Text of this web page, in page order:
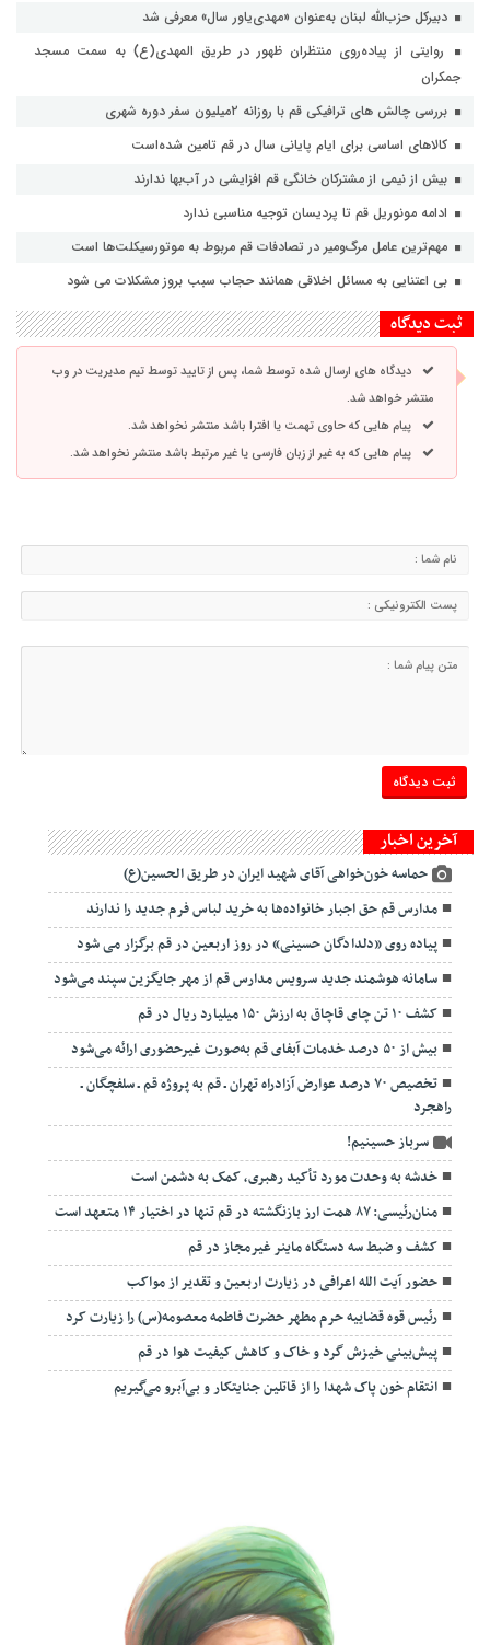
دبیرکل حزب‌الله لبنان به‌عنوان «مهدی‌یاور سال» معرفی شد
روایتی از پیاده‌روی منتظران ظهور در طریق المهدی(ع) به سمت مسجد
جمکران
بررسی چالش های ترافیکی قم با روزانه ۲میلیون سفر دوره شهری
کالاهای اساسی برای ایام پایانی سال در قم تامین شده‌است
بیش از نیمی از مشترکان خانگی قم افزایشی در آب‌بها ندارند
ادامه مونوریل قم تا پردیسان توجیه مناسبی ندارد
مهم‌ترین عامل مرگ‌ومیر در تصادفات قم مربوط به موتورسیکلت‌ها است
بی اعتنایی به مسائل اخلاقی همانند حجاب سبب بروز مشکلات می شود
ثبت دیدگاه
دیدگاه های ارسال شده توسط شما، پس از تایید توسط تیم مدیریت در وب
منتشر خواهد شد.
پیام هایی که حاوی تهمت یا افترا باشد منتشر نخواهد شد.
پیام هایی که به غیر از زبان فارسی یا غیر مرتبط باشد منتشر نخواهد شد.
آخرین اخبار
حماسه خون‌خواهی آقای شهید ایران در طریق الحسین(ع)
مدارس قم حق اجبار خانواده‌ها به خرید لباس فرم جدید را ندارند
پیاده روی «دلدادگان حسینی» در روز اربعین در قم برگزار می شود
سامانه هوشمند جدید سرویس مدارس قم از مهر جایگزین سپند می‌شود
کشف ۱۰ تن چای قاچاق به ارزش ۱۵۰ میلیارد ریال در قم
بیش از ۵۰ درصد خدمات آبفای قم به‌صورت غیرحضوری ارائه می‌شود
تخصیص ۷۰ درصد عوارض آزادراه تهران ـ قم به پروژه قم ـ سلفچگان ـ
راهجرد
سرباز حسینیم!
خدشه به وحدت مورد تأکید رهبری، کمک به دشمن است
منان‌رئیسی: ۸۷ همت ارز بازنگشته در قم تنها در اختیار ۱۴ متعهد است
کشف و ضبط سه دستگاه ماینر غیرمجاز در قم
حضور آیت الله اعرافی در زیارت اربعین و تقدیر از مواکب
رئیس قوه قضاییه حرم مطهر حضرت فاطمه معصومه(س) را زیارت کرد
پیش‌بینی خیزش گرد و خاک و کاهش کیفیت هوا در قم
انتقام خون پاک شهدا را از قاتلین جنایتکار و بی‌آبرو می‌گیریم